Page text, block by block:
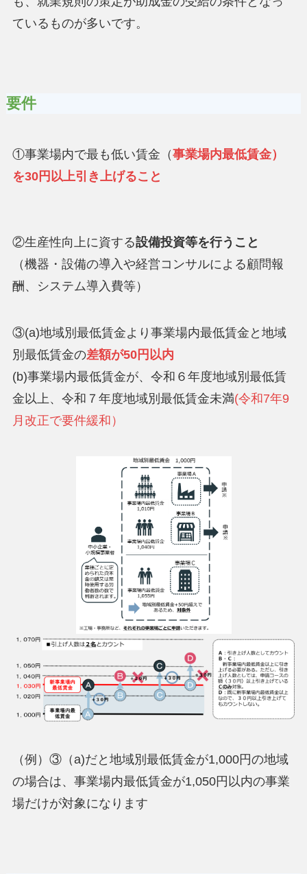
ているものが多いです。
要件
①事業場内で最も低い賃金（事業場内最低賃金）
を30円以上引き上げること
②生産性向上に資する設備投資等を行うこと
（機器・設備の導入や経営コンサルによる顧問報
酬、システム導入費等）
③(a)地域別最低賃金より事業場内最低賃金と地域
別最低賃金の差額が50円以内
(b)事業場内最低賃金が、令和６年度地域別最低賃
金以上、令和７年度地域別最低賃金未満(令和7年9
月改正で要件緩和）
（例）③（a)だと地域別最低賃金が1,000円の地域
の場合は、事業場内最低賃金が1,050円以内の事業
場だけが対象になります